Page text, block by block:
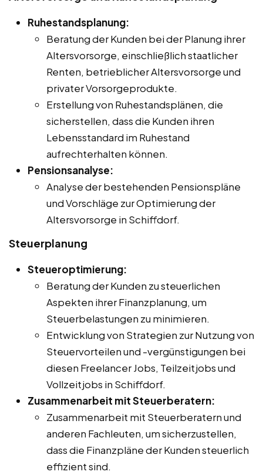
Ruhestandsplanung:
Beratung der Kunden bei der Planung ihrer
Altersvorsorge, einschließlich staatlicher
Renten, betrieblicher Altersvorsorge und
privater Vorsorgeprodukte.
Erstellung von Ruhestandsplänen, die
sicherstellen, dass die Kunden ihren
Lebensstandard im Ruhestand
aufrechterhalten können.
Pensionsanalyse:
Analyse der bestehenden Pensionspläne
und Vorschläge zur Optimierung der
Altersvorsorge in Schiffdorf.
Steuerplanung
Steueroptimierung:
Beratung der Kunden zu steuerlichen
Aspekten ihrer Finanzplanung, um
Steuerbelastungen zu minimieren.
Entwicklung von Strategien zur Nutzung von
Steuervorteilen und -vergünstigungen bei
diesen Freelancer Jobs, Teilzeitjobs und
Vollzeitjobs in Schiffdorf.
Zusammenarbeit mit Steuerberatern:
Zusammenarbeit mit Steuerberatern und
anderen Fachleuten, um sicherzustellen,
dass die Finanzpläne der Kunden steuerlich
effizient sind.